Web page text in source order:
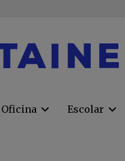
Oficina Escolar